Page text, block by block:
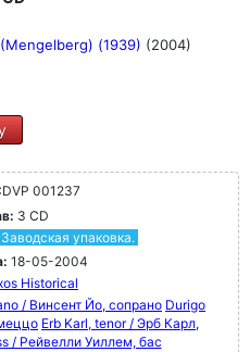
(1939) (2004)
001237
3 CD
упаковка.
18-05-2004
Historical
/ Винсент Йо, сопрано Durigo
Erb Karl, tenor / Эрб Карл,
/ Рейвелли Уиллем, бас